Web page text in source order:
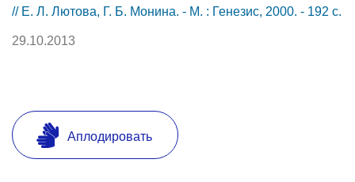
// Е. Л. Лютова, Г. Б. Монина. - М. : Генезис, 2000. - 192 с.
29.10.2013
Аплодировать